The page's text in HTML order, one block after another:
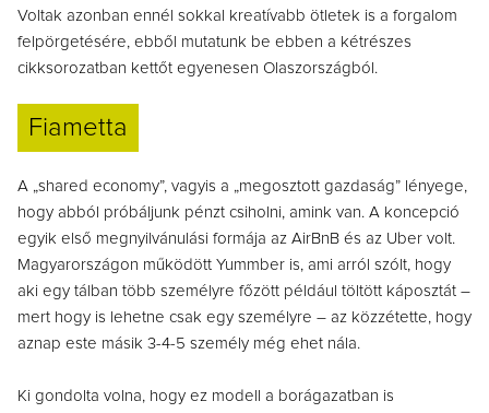
Voltak azonban ennél sokkal kreatívabb ötletek is a forgalom
felpörgetésére, ebből mutatunk be ebben a kétrészes
cikksorozatban kettőt egyenesen Olaszországból.
Fiametta
A „shared economy”, vagyis a „megosztott gazdaság” lényege,
hogy abból próbáljunk pénzt csiholni, amink van. A koncepció
egyik első megnyilvánulási formája az AirBnB és az Uber volt.
Magyarországon működött Yummber is, ami arról szólt, hogy
aki egy tálban több személyre főzött például töltött káposztát –
mert hogy is lehetne csak egy személyre – az közzétette, hogy
aznap este másik 3-4-5 személy még ehet nála.
Ki gondolta volna, hogy ez modell a borágazatban is